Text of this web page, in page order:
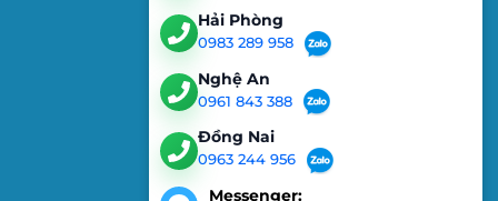
Hải Phòng
0983 289 958
Nghệ An
0961 843 388
Đồng Nai
0963 244 956
Messenger: